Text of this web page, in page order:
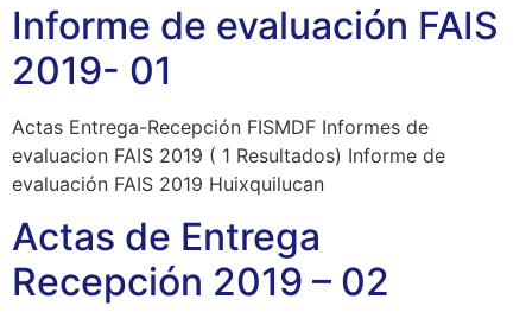
Informe de evaluación FAIS
2019- 01
Actas Entrega-Recepción FISMDF Informes de
evaluacion FAIS 2019 ( 1 Resultados) Informe de
evaluación FAIS 2019 Huixquilucan
Actas de Entrega
Recepción 2019 – 02